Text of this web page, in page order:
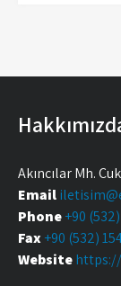
Akıncılar Mh.
Email
Phone+90
Fax+90 (532)
Website